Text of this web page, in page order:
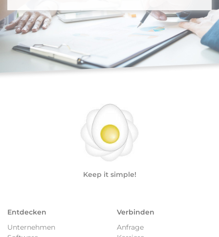
Keep it simple!
Entdecken
Unternehmen
Verbinden
Anfrage